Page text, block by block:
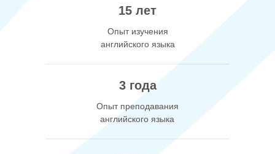
15 лет
Опыт изучения
английского языка
3 года
Опыт преподавания
английского языка